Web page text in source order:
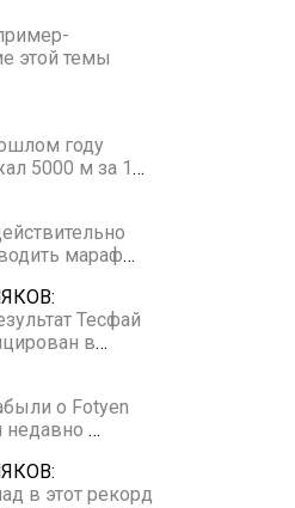
этой темы
году
5000 м за 1…
мараф…
Тесфай
в…
о Fotyen
недавно …
в этот рекорд